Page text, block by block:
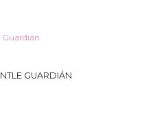
GUARDIÁN